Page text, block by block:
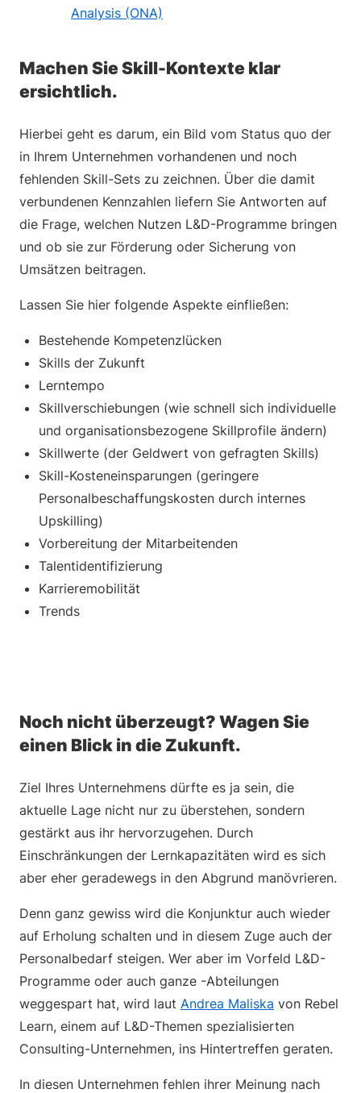
Analysis (ONA)
Machen Sie Skill-Kontexte klar
ersichtlich.
Hierbei geht es darum, ein Bild vom Status quo der
in Ihrem Unternehmen vorhandenen und noch
fehlenden Skill-Sets zu zeichnen. Über die damit
verbundenen Kennzahlen liefern Sie Antworten auf
die Frage, welchen Nutzen L&D-Programme bringen
und ob sie zur Förderung oder Sicherung von
Umsätzen beitragen.
Lassen Sie hier folgende Aspekte einfließen:
Bestehende Kompetenzlücken
Skills der Zukunft
Lerntempo
Skillverschiebungen (wie schnell sich individuelle
und organisationsbezogene Skillprofile ändern)
Skillwerte (der Geldwert von gefragten Skills)
Skill-Kosteneinsparungen (geringere
Personalbeschaffungskosten durch internes
Upskilling)
Vorbereitung der Mitarbeitenden
Talentidentifizierung
Karrieremobilität
Trends
Noch nicht überzeugt? Wagen Sie
einen Blick in die Zukunft.
Ziel Ihres Unternehmens dürfte es ja sein, die
aktuelle Lage nicht nur zu überstehen, sondern
gestärkt aus ihr hervorzugehen. Durch
Einschränkungen der Lernkapazitäten wird es sich
aber eher geradewegs in den Abgrund manövrieren.
Denn ganz gewiss wird die Konjunktur auch wieder
auf Erholung schalten und in diesem Zuge auch der
Personalbedarf steigen. Wer aber im Vorfeld L&D-
Programme oder auch ganze -Abteilungen
weggespart hat, wird laut Andrea Maliska von Rebel
Learn, einem auf L&D-Themen spezialisierten
Consulting-Unternehmen, ins Hintertreffen geraten.
In diesen Unternehmen fehlen ihrer Meinung nach